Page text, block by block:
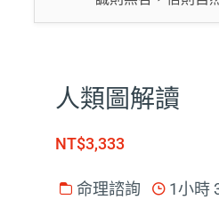
人類圖解讀
NT$3,333
命理諮詢 1小時